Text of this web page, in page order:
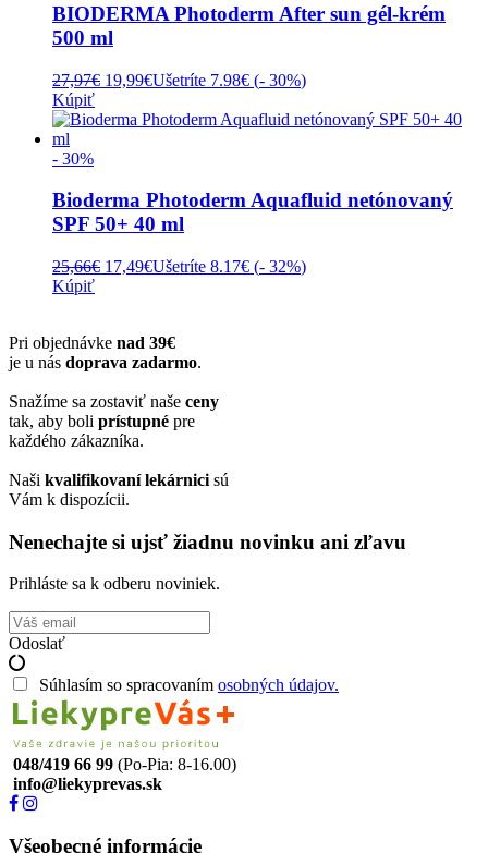
BIODERMA Photoderm After sun gél-krém
500 ml
27,97€ Pôvodná
bola:
19,99€Aktuálna
je:
Ušetríte 7.98€ (- 30%)
Kúpiť
- 30%
Bioderma Photoderm Aquafluid netónovaný
SPF 50+ 40 ml
25,66€ Pôvodná
17,49€Aktuálna
Ušetríte 8.17€ (- 32%)
Kúpiť
Pri objednávke nad 39€
je u nás doprava zadarmo.
Snažíme sa zostaviť naše ceny
tak, aby boli prístupné pre
každého zákazníka.
Naši kvalifikovaní lekárnici sú
Vám k dispozícii.
Nenechajte si ujsť žiadnu novinku ani zľavu
Prihláste sa k odberu noviniek.
Odoslať
Súhlasím so spracovaním osobných údajov.
048/419 66 99 (Po-Pia: 8-16.00)
info@liekyprevas.sk
Všeobecné informácie